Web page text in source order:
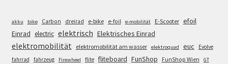
akku bike Carbon dreirad e-bike e-foil e-mobilität E-Scooter efoil
Einrad electric elektrisch Elektrisches Einrad
elektromobilität elektromobilität am wasser elektroquad euc
Evolve
fahrrad
fahrzeug Firewheel flite fliteboard FunShop FunShop Wien GT